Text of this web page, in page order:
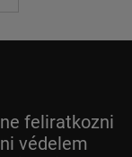
feliratkozni
védelem